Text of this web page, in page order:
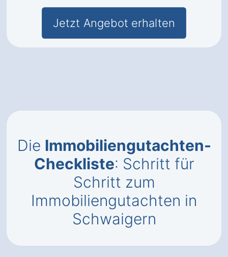
Jetzt Angebot erhalten
Die Immobiliengutachten-
Checkliste: Schritt für
Schritt zum
Immobiliengutachten in
Schwaigern